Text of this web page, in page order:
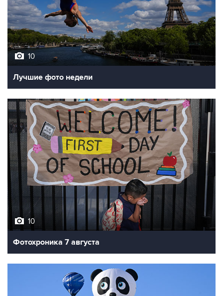
10
Лучшие фото недели
10
Фотохроника 7 августа